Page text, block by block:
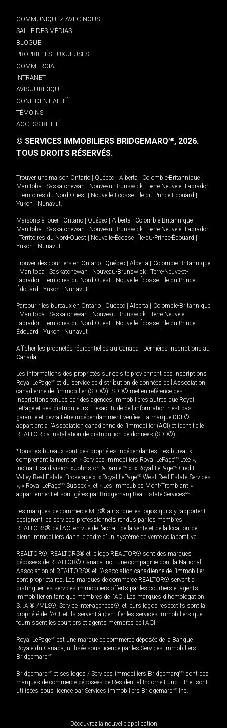
COMMUNIQUEZ AVEC NOUS
SALLE DES MÉDIAS
BLOGUE
PROPRIÉTÉS LUXUEUSES
COMMERCIAL
INTRANET
AVIS JURIDIQUE
CONFIDENTIALITÉ
TÉMOINS
ACCESSIBILITÉ
© SERVICES IMMOBILIERS BRIDGEMARQMD, 2026.
TOUS DROITS RÉSERVÉS.
Trouver une maison Ontario Québec Alberta Colombie-Britannique
Manitoba
Saskatchewan Nouveau-Brunswick
Terre-Neuve-et-Labrador
Territoires du Nord-Ouest Nouvelle-Écosse Île-du-Prince-Édouard
Yukon
Nunavut.
Maisons à louer - Ontario Québec Alberta Colombie-Britannique
Manitoba
Saskatchewan Nouveau-Brunswick
Terre-Neuve-et-Labrador
Territoires du Nord-Ouest Nouvelle-Écosse Île-du-Prince-Édouard
Yukon
Nunavut.
Trouver des courtiers en Ontario Québec Alberta
Colombie-Britannique
Manitoba Saskatchewan Nouveau-Brunswick
Terre-Neuve-et-
Labrador
Territoires du Nord-Ouest Nouvelle-Écosse
Île-du-Prince-
Édouard
Yukon Nunavut
Parcourir les bureaux en Ontario Québec Alberta
Colombie-Britannique
Manitoba Saskatchewan Nouveau-Brunswick
Terre-Neuve-et-
Labrador
Territoires du Nord-Ouest Nouvelle-Écosse
Île-du-Prince-
Édouard
Yukon Nunavut
Afficher les propriétés résidentielles au Canada
Dernières inscriptions au
Canada
Les informations des propriétés sur ce site proviennent des inscriptions
Royal LePageMD et du service de distribution de données de l'Association
canadienne de l’immobilier (SDD®). SDD® met en référence des
inscriptions tenues par des agences immobilières autres que Royal
LePage et ses distributeurs. L'exactitude de l'information n'est pas
garantie et devrait être indépendamment vérifiée. La marque DDF®
appartient à l'Association canadienne de l’immobilier (ACI) et identifie le
REALTOR.ca Installation de distribution de données (SDD®).
*Tous les bureaux sont des propriétés indépendantes. Les bureaux
comprenant la mention « Services immobiliers Royal LePageMD Ltée »,
incluant sa division « Johnston & Daniel MD », « Royal LePageMD Credit
Valley Real Estate, Brokerage », « Royal LePageMD West Real Estate Services
», « Royal LePageMD Sussex », et « Les immeubles Mont-Tremblant »
appartiennent et sont gérés par Bridgemarq Real Estate ServicesMD.
Les marques de commerce MLS® ainsi que les logos qui s'y rapportent
désignent les services professionnels rendus par les membres
REALTORS® de l'ACI en vue de l'achat, de la vente et de la location de
biens immobiliers dans le cadre d'un système de vente collaborative.
REALTOR®, REALTORS® et le logo REALTOR® sont des marques
déposées de REALTOR® Canada Inc., une compagnie dont la National
Association of REALTORS® et l'Association canadienne de l’immobilier
sont propriétaires. Les marques de commerce REALTOR® servent à
distinguer les services immobiliers offerts par les courtiers et agents
immobilier en tant que membres de l'ACI. Les marques d'homologation
S.I.A.® /MLS®, Service inter-agences®, et leurs logos respectifs sont la
propriété de l'ACI, et ils servent à identifier les services immobiliers que
fournissent les courtiers et agents membres de l'ACI.
Royal LePageMD est une marque de commerce déposée de la Banque
Royale du Canada, utilisée sous licence par les Services immobiliers
BridgemarqMD.
BridgemarqMD et ses logos / Services immobiliers BridgemarqMD sont des
marques de commerce déposées de Residential Income Fund L.P. et sont
utilisées sous licence par Services immobiliers BridgemarqMD Inc.
Découvrez la nouvelle application